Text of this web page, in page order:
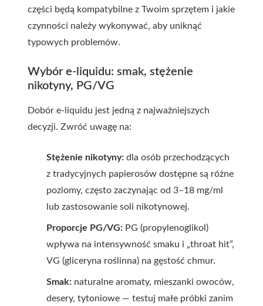
części będą kompatybilne z Twoim sprzętem i jakie
czynności należy wykonywać, aby uniknąć
typowych problemów.
Wybór e-liquidu: smak, stężenie
nikotyny, PG/VG
Dobór e-liquidu jest jedną z najważniejszych
decyzji. Zwróć uwagę na:
Stężenie nikotyny: dla osób przechodzących
z tradycyjnych papierosów dostępne są różne
poziomy, często zaczynając od 3–18 mg/ml
lub zastosowanie soli nikotynowej.
Proporcje PG/VG: PG (propylenoglikol)
wpływa na intensywność smaku i „throat hit”,
VG (gliceryna roślinna) na gęstość chmur.
Smak: naturalne aromaty, mieszanki owoców,
desery, tytoniowe — testuj małe próbki zanim